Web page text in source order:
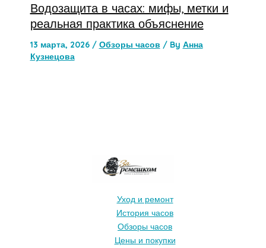
Водозащита в часах: мифы, метки и
реальная практика объяснение
13 марта, 2026 / Обзоры часов / By Анна
Кузнецова
Уход и ремонт
История часов
Обзоры часов
Цены и покупки